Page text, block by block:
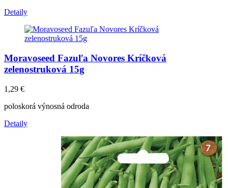
Detaily
Moravoseed Fazuľa Novores Kríčková
zelenostruková 15g
1,29 €
poloskorá výnosná odroda
Detaily